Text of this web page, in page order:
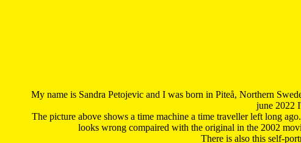
My name is Sandra Petojevic and I was born in Piteå, Northern
june 2022
The picture above shows a time machine a time traveller left long
looks wrong compaired with the original in the 2002
There is also this self-